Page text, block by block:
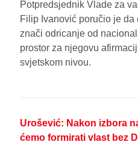
Potpredsjednik Vlade za
Filip Ivanović poručio je
znači odricanje od
prostor za njegovu
svjetskom nivou.
Urošević: Nakon izbora
ćemo formirati vlast bez